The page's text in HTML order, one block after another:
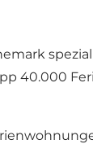
40.000